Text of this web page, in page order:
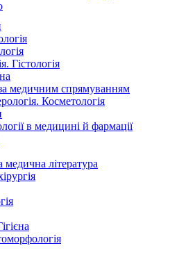
Гістологія
медичним спрямуванням
Косметологія
в медицині й фармації
література